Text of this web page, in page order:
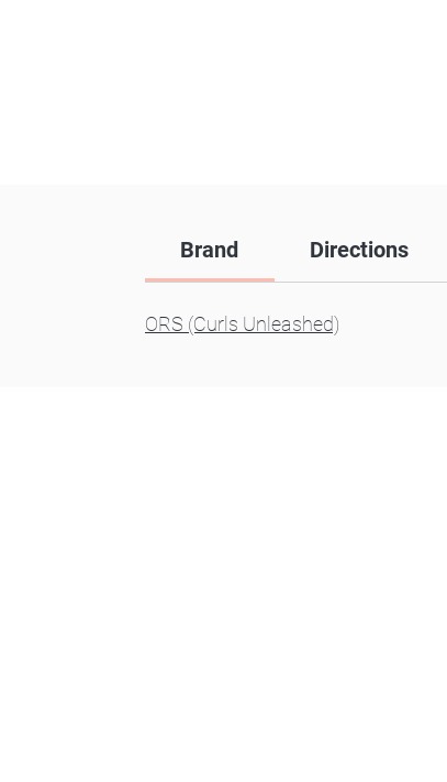
Brand Directions
ORS (Curls Unleashed)